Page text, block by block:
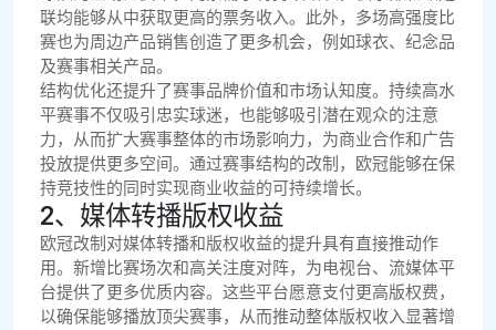
联均能够从中获取更高的票务收入。此外，多场高强度比
赛也为周边产品销售创造了更多机会，例如球衣、纪念品
及赛事相关产品。
结构优化还提升了赛事品牌价值和市场认知度。持续高水
平赛事不仅吸引忠实球迷，也能够吸引潜在观众的注意
力，从而扩大赛事整体的市场影响力，为商业合作和广告
投放提供更多空间。通过赛事结构的改制，欧冠能够在保
持竞技性的同时实现商业收益的可持续增长。
2、媒体转播版权收益
欧冠改制对媒体转播和版权收益的提升具有直接推动作
用。新增比赛场次和高关注度对阵，为电视台、流媒体平
台提供了更多优质内容。这些平台愿意支付更高版权费，
以确保能够播放顶尖赛事，从而推动整体版权收入显著增